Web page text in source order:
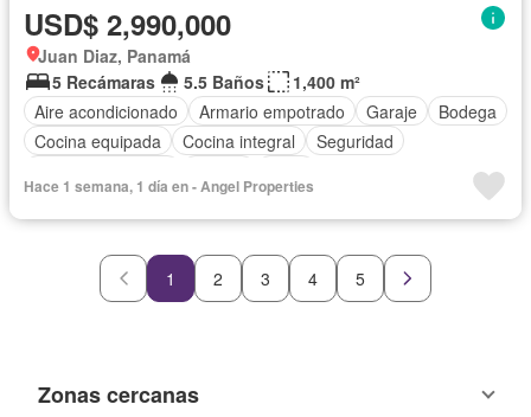
USD$ 2,990,000
Juan Diaz, Panamá
5 Recámaras
5.5 Baños
1,400 m²
Aire acondicionado
Armario empotrado Garaje
Bodega
Cocina equipada
Cocina integral
Seguridad
Hace 1 semana, 1 día en - Angel Properties
1 2 3 4 5
Zonas cercanas